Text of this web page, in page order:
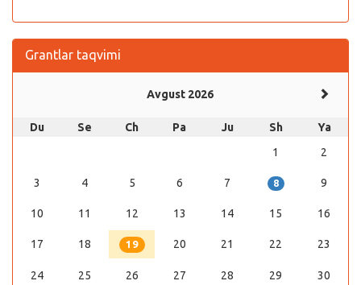
Grantlar taqvimi
Avgust 2026
Du Se Ch Pa Ju Sh
Ya
1
2
3 4 5 6 7 8 9
10 11 12 13 14 15 16
17 18 19 20 21 22 23
24 25 26 27 28 29 30